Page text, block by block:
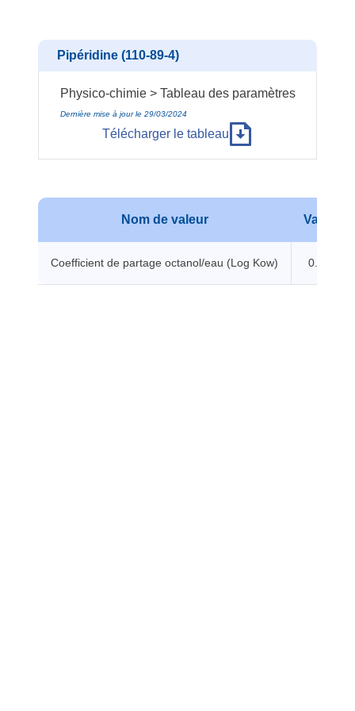
Pipéridine (110-89-4)
Physico-chimie > Tableau des paramètres
Dernière mise à jour le 29/03/2024
Télécharger le tableau
Nom de valeur Valeur
Coefficient de partage octanol/eau (Log Kow) 0.84 -